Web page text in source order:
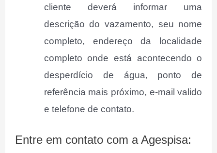
cliente deverá informar uma
descrição do vazamento, seu nome
completo, endereço da localidade
completo onde está acontecendo o
desperdício de água, ponto de
referência mais próximo, e-mail valido
e telefone de contato.
Entre em contato com a Agespisa: